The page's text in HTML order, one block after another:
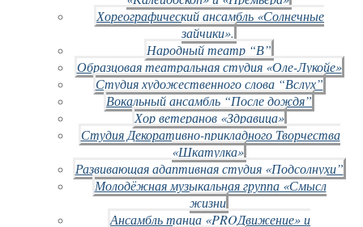
Хореографический ансамбль «Солнечные
зайчики».
Народный театр “В”
Образцовая театральная студия «Оле-Лукойе»
Студия художественного слова “Вслух”
Вокальный ансамбль “После дождя”
Хор ветеранов «Здравица»
Студия Декоративно-прикладного Творчества
«Шкатулка»
Развивающая адаптивная студия «Подсолнухи”
Молодёжная музыкальная группа «Смысл
жизни
Ансамбль танца «PROДвижение» и